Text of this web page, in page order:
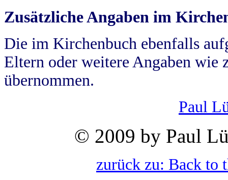
Zusätzliche Angaben im
Die im Kirchenbuch ebenfalls
Eltern oder weitere Angaben wie
übernommen.
Paul
© 2009 by Paul
zurück zu: Back to